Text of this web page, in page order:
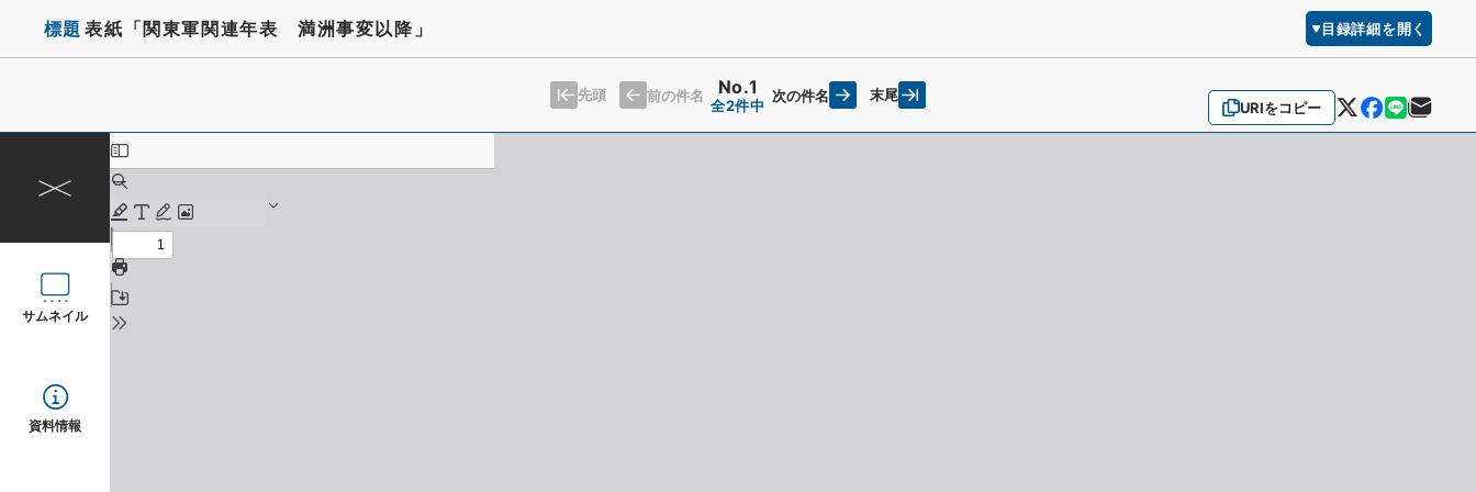
標題 表紙「関東軍関連年表 満洲事変以降」 目録詳細を開く
URIをコピー
先頭 前の件名 No.1
全2件中
次の件名 末尾
サムネイル
資料情報